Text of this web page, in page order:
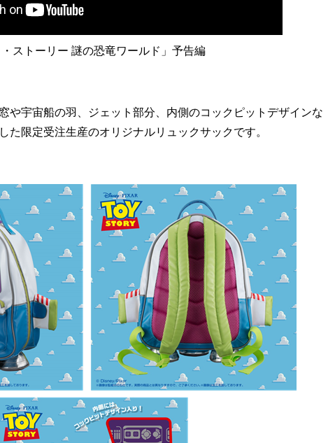
・ストーリー 謎の恐竜ワールド」予告編
や宇宙船の羽、ジェット部分、内側のコックピットデザインな
た限定受注生産のオリジナルリュックサックです。